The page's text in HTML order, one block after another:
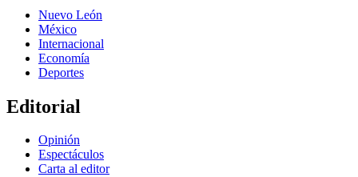
Nuevo León
México
Internacional
Economía
Deportes
Editorial
Opinión
Espectáculos
Carta al editor